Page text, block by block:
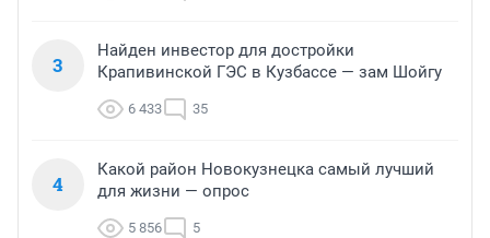
3
Найден инвестор для достройки
Крапивинской ГЭС в Кузбассе — зам Шойгу
6 433 35
4
Какой район Новокузнецка самый лучший
для жизни — опрос
5 856 5